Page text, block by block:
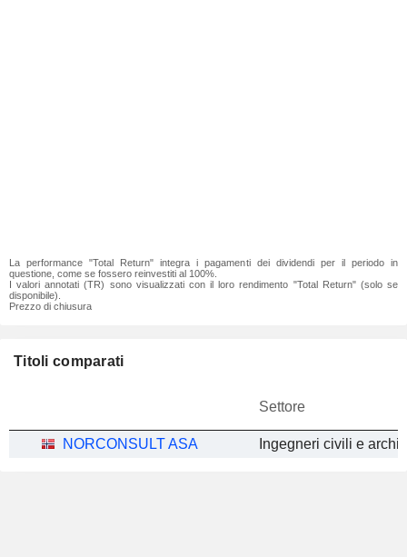
La performance "Total Return" integra i pagamenti dei dividendi per il periodo in
questione, come se fossero reinvestiti al 100%.
I valori annotati (TR) sono visualizzati con il loro rendimento "Total Return" (solo se
disponibile).
Prezzo di chiusura
Titoli comparati
Settore
NORCONSULT ASA Ingegneri civili e